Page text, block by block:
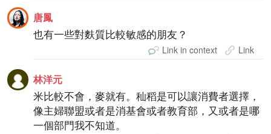
唐鳳
也有一些對麩質比較敏感的朋友？
Link in context Link
林洋元
米比較不會，麥就有。秈稻是可以讓消費者選擇，
像主婦聯盟或者是消基會或者教育部，又或者是哪
一個部門我不知道。